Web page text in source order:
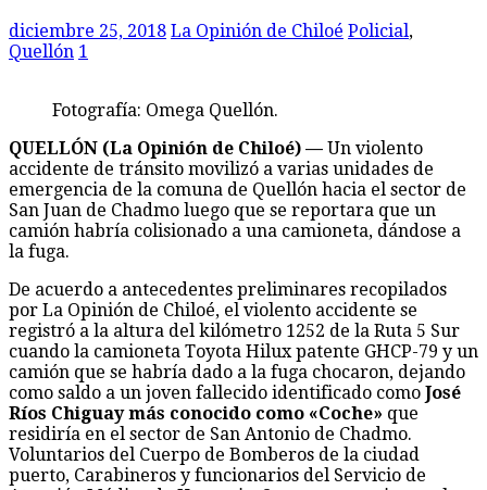
diciembre 25, 2018 La Opinión de Chiloé Policial,
Quellón 1
Fotografía: Omega Quellón.
QUELLÓN (La Opinión de Chiloé) — Un violento
accidente de tránsito movilizó a varias unidades de
emergencia de la comuna de Quellón hacia el sector de
San Juan de Chadmo luego que se reportara que un
camión habría colisionado a una camioneta, dándose a
la fuga.
De acuerdo a antecedentes preliminares recopilados
por La Opinión de Chiloé, el violento accidente se
registró a la altura del kilómetro 1252 de la Ruta 5 Sur
cuando la camioneta Toyota Hilux patente GHCP-79 y un
camión que se habría dado a la fuga chocaron, dejando
como saldo a un joven fallecido identificado como José
Ríos Chiguay más conocido como «Coche» que
residiría en el sector de San Antonio de Chadmo.
Voluntarios del Cuerpo de Bomberos de la ciudad
puerto, Carabineros y funcionarios del Servicio de